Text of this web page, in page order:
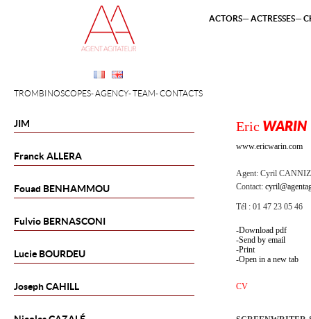
JIM
FranckALLERA
Fouad BENHAMMOU
Fulvio BERNASCONI
Lucie BOURDEU
JosephCAHILL
TROMBINOSCOPES AGENCY TEAM CONTACTS
ACTORS ACTRESSES
Eric WARIN
www.ericwarin.com
Agent: Cyril
Contact:
Tél : 01 47 23 05 46
Download pdf
Send by email
Print
Open in a new tab
CV